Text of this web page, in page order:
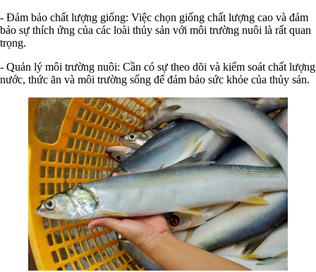
- Đảm bảo chất lượng giống: Việc chọn giống chất lượng cao và đảm
bảo sự thích ứng của các loài thủy sản với môi trường nuôi là rất quan
trọng.
- Quản lý môi trường nuôi: Cần có sự theo dõi và kiểm soát chất lượng
nước, thức ăn và môi trường sống để đảm bảo sức khỏe của thủy sản.